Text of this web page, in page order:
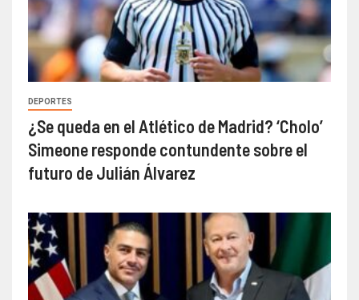
DEPORTES
¿Se queda en el Atlético de Madrid? ‘Cholo’
Simeone responde contundente sobre el
futuro de Julián Álvarez